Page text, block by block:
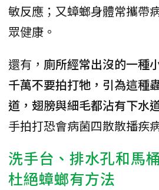
敏反應；又蟑螂身體常攜帶
眾健康。
還有， 廁所經常出沒的一種
千萬不要拍打牠，引為這種
道，翅膀與細毛都沾有下水
手拍打恐會病菌四散散播疾
洗手台、排水孔和馬
杜絕蟑螂有方法